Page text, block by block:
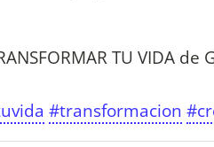
TU VIDA
#transformacion